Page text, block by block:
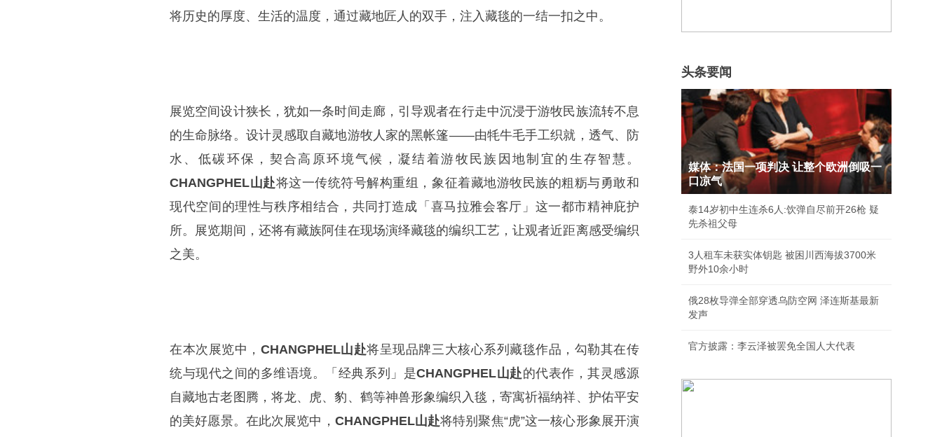
将历史的厚度、生活的温度，通过藏地匠人的双手，注入藏毯的一结一扣之中。
展览空间设计狭长，犹如一条时间走廊，引导观者在行走中沉浸于游牧民族流转不息
的生命脉络。设计灵感取自藏地游牧人家的黑帐篷——由牦牛毛手工织就，透气、防
水、低碳环保，契合高原环境气候，凝结着游牧民族因地制宜的生存智慧。
CHANGPHEL山赴将这一传统符号解构重组，象征着藏地游牧民族的粗粝与勇敢和
现代空间的理性与秩序相结合，共同打造成「喜马拉雅会客厅」这一都市精神庇护
所。展览期间，还将有藏族阿佳在现场演绎藏毯的编织工艺，让观者近距离感受编织
之美。
在本次展览中， CHANGPHEL山赴将呈现品牌三大核心系列藏毯作品，勾勒其在传
统与现代之间的多维语境。「经典系列」是CHANGPHEL山赴的代表作，其灵感源
自藏地古老图腾，将龙、虎、豹、鹤等神兽形象编织入毯，寄寓祈福纳祥、护佑平安
的美好愿景。在此次展览中， CHANGPHEL山赴将特别聚焦“虎”这一核心形象展开演
头条要闻
媒体：法国一项判决 让整个欧洲倒吸一
口凉气
泰14岁初中生连杀6人:饮弹自尽前开26枪 疑
先杀祖父母
3人租车未获实体钥匙 被困川西海拔3700米
野外10余小时
俄28枚导弹全部穿透乌防空网 泽连斯基最新
发声
官方披露：李云泽被罢免全国人大代表